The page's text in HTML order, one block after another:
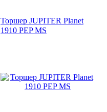
Торшер JUPITER Planet
1910 PEP MS